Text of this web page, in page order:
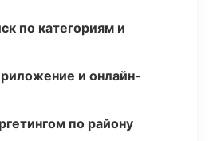
по категориям и
и онлайн-
по району